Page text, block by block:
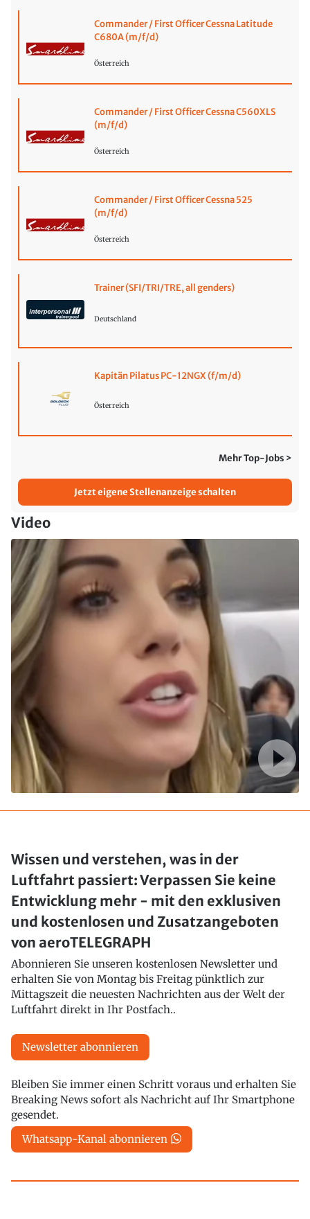
Commander / First Officer Cessna Latitude
C680A (m/f/d)
Österreich
Commander / First Officer Cessna C560XLS
(m/f/d)
Österreich
Commander / First Officer Cessna 525
(m/f/d)
Österreich
Trainer (SFI/TRI/TRE, all genders)
Deutschland
Kapitän Pilatus PC-12NGX (f/m/d)
Österreich
Mehr Top-Jobs >
Jetzt eigene Stellenanzeige schalten
Video
Wissen und verstehen, was in der
Luftfahrt passiert: Verpassen Sie keine
Entwicklung mehr - mit den exklusiven
und kostenlosen und Zusatzangeboten
von aeroTELEGRAPH
Abonnieren Sie unseren kostenlosen Newsletter und
erhalten Sie von Montag bis Freitag pünktlich zur
Mittagszeit die neuesten Nachrichten aus der Welt der
Luftfahrt direkt in Ihr Postfach..
Newsletter abonnieren
Bleiben Sie immer einen Schritt voraus und erhalten Sie
Breaking News sofort als Nachricht auf Ihr Smartphone
gesendet.
Whatsapp-Kanal abonnieren